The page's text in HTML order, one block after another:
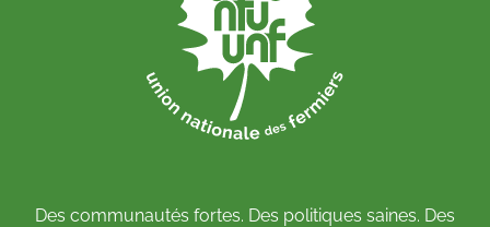
Des communautés fortes. Des politiques saines. Des